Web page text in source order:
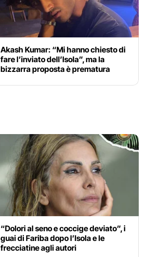
Akash Kumar: “Mi hanno chiesto di
fare l’inviato dell’Isola”, ma la
bizzarra proposta è prematura
“Dolori al seno e coccige deviato”, i
guai di Fariba dopo l’Isola e le
frecciatine agli autori